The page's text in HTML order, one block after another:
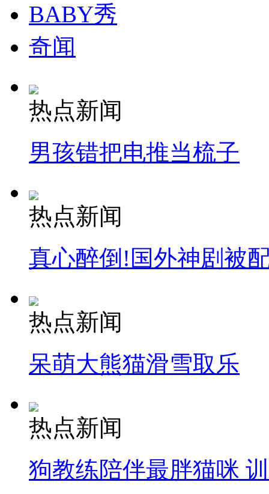
BABY秀
奇闻
热点新闻
男孩错把电推当梳子
热点新闻
真心醉倒!国外神剧被
热点新闻
呆萌大熊猫滑雪取乐
热点新闻
狗教练陪伴最胖猫咪